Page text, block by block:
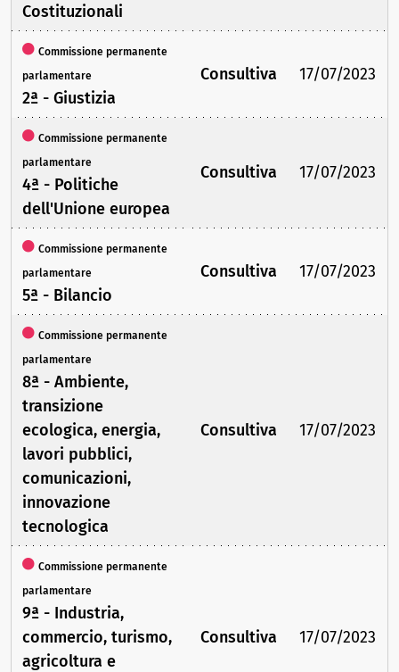
Costituzionali
Commissione permanente
parlamentare
2ª - Giustizia
Consultiva 17/07/2023
Commissione permanente
parlamentare
4ª - Politiche
dell'Unione europea
Consultiva 17/07/2023
Commissione permanente
parlamentare
5ª - Bilancio
Consultiva 17/07/2023
Commissione permanente
parlamentare
8ª - Ambiente,
transizione
ecologica, energia,
lavori pubblici,
comunicazioni,
innovazione
tecnologica
Consultiva 17/07/2023
Commissione permanente
parlamentare
9ª - Industria,
commercio, turismo,
agricoltura e
Consultiva 17/07/2023